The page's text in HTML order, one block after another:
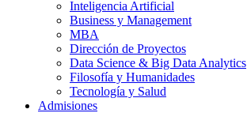
Inteligencia Artificial
Business y Management
MBA
Dirección de Proyectos
Data Science & Big Data Analytics
Filosofía y Humanidades
Tecnología y Salud
Admisiones